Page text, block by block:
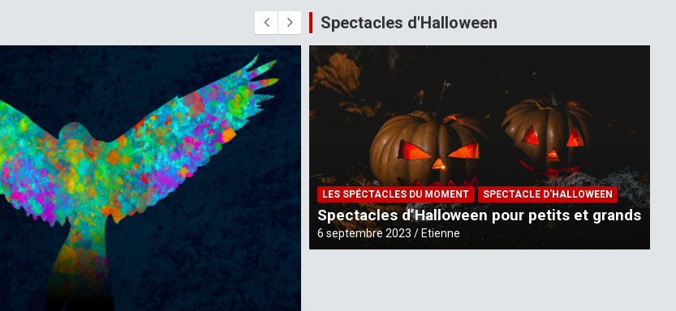
Spectacles d'Halloween
LES SPÉCTACLES DU MOMENT SPECTACLE D'HALLOWEEN
Spectacles d’Halloween pour petits et grands
6 septembre 2023 Etienne